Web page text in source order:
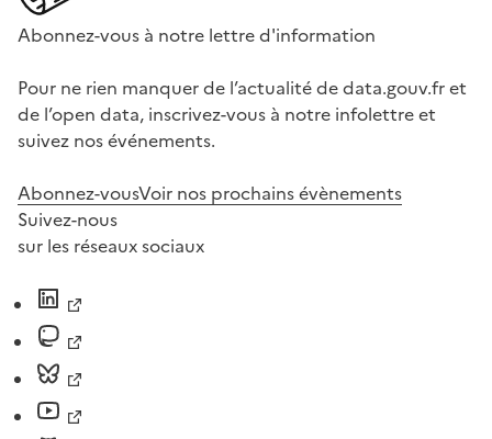
Abonnez-vous à notre lettre d'information
Pour ne rien manquer de l’actualité de data.gouv.fr et
de l’open data, inscrivez-vous à notre infolettre et
suivez nos événements.
Abonnez-vousVoir nos prochains évènements
Suivez-nous
sur les réseaux sociaux